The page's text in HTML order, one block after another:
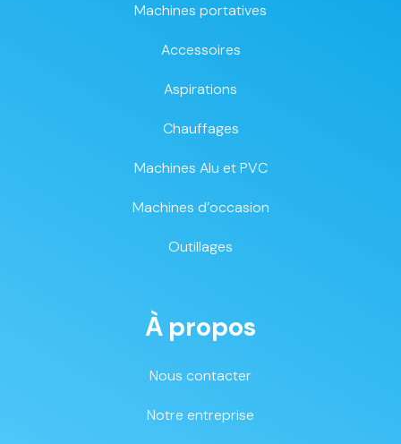
Machines portatives
Accessoires
Aspirations
Chauffages
Machines Alu et PVC
Machines d’occasion
Outillages
À propos
Nous contacter
Notre entreprise